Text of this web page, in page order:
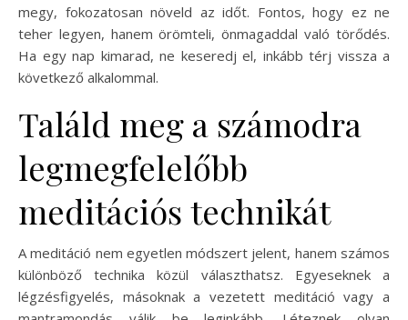
megy, fokozatosan növeld az időt. Fontos, hogy ez ne
teher legyen, hanem örömteli, önmagaddal való törődés.
Ha egy nap kimarad, ne keseredj el, inkább térj vissza a
következő alkalommal.
Találd meg a számodra
legmegfelelőbb
meditációs technikát
A meditáció nem egyetlen módszert jelent, hanem számos
különböző technika közül választhatsz. Egyeseknek a
légzésfigyelés, másoknak a vezetett meditáció vagy a